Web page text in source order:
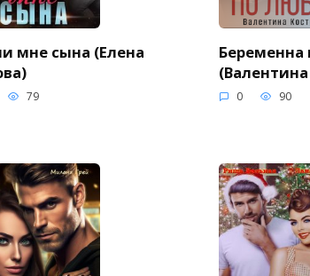
мне сына (Елена
79
Беременна
0 90